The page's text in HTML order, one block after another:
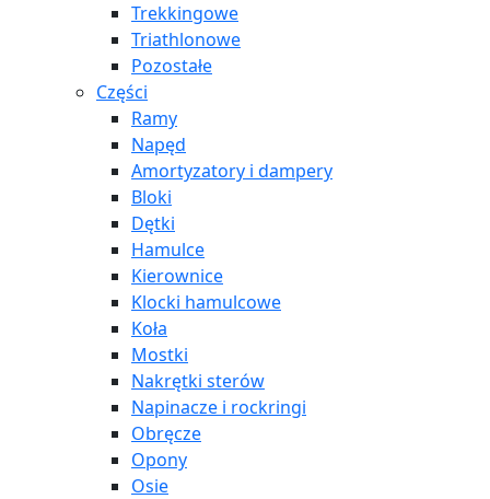
Trekkingowe
Triathlonowe
Pozostałe
Części
Ramy
Napęd
Amortyzatory i dampery
Bloki
Dętki
Hamulce
Kierownice
Klocki hamulcowe
Koła
Mostki
Nakrętki sterów
Napinacze i rockringi
Obręcze
Opony
Osie